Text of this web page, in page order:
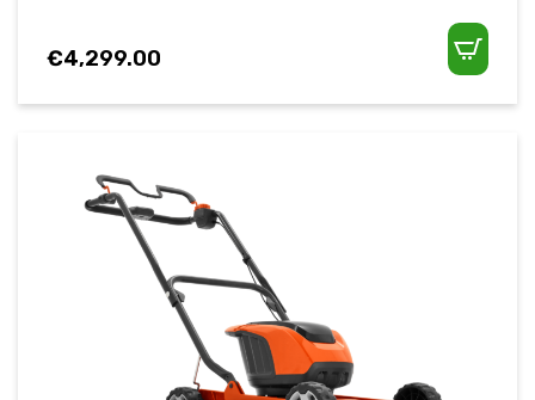
€4,299.00